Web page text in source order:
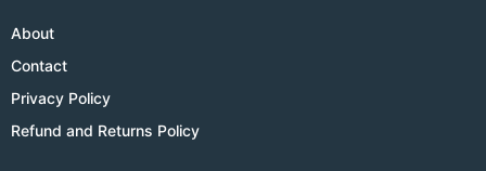
About
Contact
Privacy Policy
Refund and Returns Policy